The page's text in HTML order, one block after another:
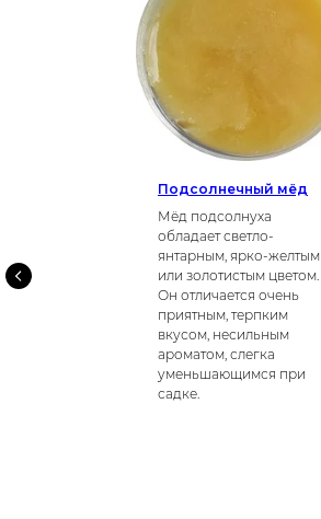
Подсолнечный мёд
Мёд подсолнуха
обладает светло-
янтарным, ярко-желтым
или золотистым цветом.
Он отличается очень
приятным, терпким
вкусом, несильным
ароматом, слегка
уменьшающимся при
садке.